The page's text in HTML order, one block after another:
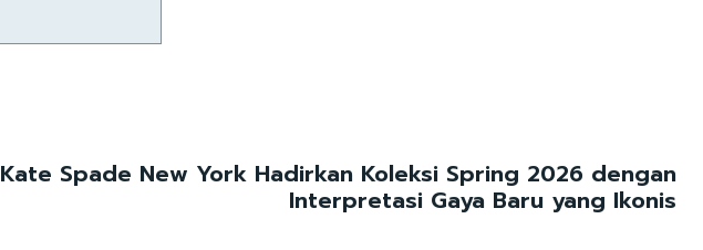
Kate Spade New York Hadirkan Koleksi Spring 2026 dengan
Interpretasi Gaya Baru yang Ikonis